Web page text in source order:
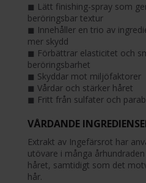
◼︎ Lätt finishing-spray som
beröringsbar textur
◼︎ Innehåller en trio av
mer skydd
◼︎ Förbättrar elasticitet och
beröringsbarhet
◼︎ Skyddar mot miljöfaktorer
◼︎ Vårdar och stärker håret
◼︎ Fritt från sulfater och
VÅRDANDE
Extrakt av Ingefärsrot har
utövare i många
håret, samtidigt som det
hår.